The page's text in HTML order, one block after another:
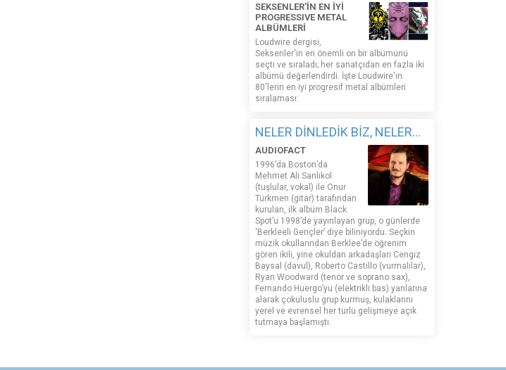
SEKSENLER'İN EN İYİ
PROGRESSIVE METAL
ALBÜMLERİ
Loudwire dergisi,
Seksenler'in en önemli on bir albümünü
seçti ve sıraladı; her sanatçıdan en fazla iki
albümü değerlendirdi. İşte Loudwire'ın
80'lerin en iyi progresif metal albümleri
sıralaması:
NELER DİNLEDİK BİZ, NELER...
AUDIOFACT
1996’da Boston’da
Mehmet Ali Sanlıkol
(tuşlular, vokal) ile Onur
Türkmen (gitar) tarafından
kurulan, ilk albüm Black
Spot’u 1998’de yayınlayan grup, o günlerde
‘Berkleeli Gençler’ diye biliniyordu. Seçkin
müzik okullarından Berklee’de öğrenim
gören ikili, yine okuldan arkadaşları Cengiz
Baysal (davul), Roberto Castillo (vurmalılar),
Ryan Woodward (tenor ve soprano sax),
Fernando Huergo’yu (elektrikli bas) yanlarına
alarak çokuluslu grup kurmuş, kulaklarını
yerel ve evrensel her türlü gelişmeye açık
tutmaya başlamıştı.